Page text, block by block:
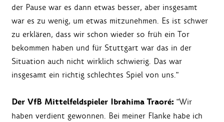
der Pause war es dann etwas besser, aber insgesamt
war es zu wenig, um etwas mitzunehmen. Es ist schwer
zu erklären, dass wir schon wieder so früh ein Tor
bekommen haben und für Stuttgart war das in der
Situation auch nicht wirklich schwierig. Das war
insgesamt ein richtig schlechtes Spiel von uns."
Der VfB Mittelfeldspieler Ibrahima Traoré: "Wir
haben verdient gewonnen. Bei meiner Flanke habe ich